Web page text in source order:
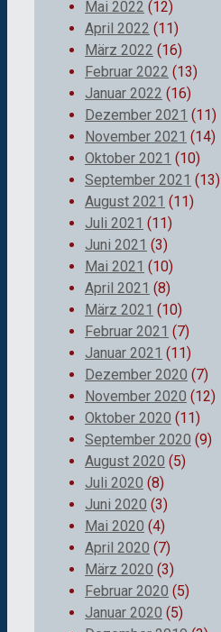
Mai 2022 (12)
April 2022 (11)
März 2022 (16)
Februar 2022 (13)
Januar 2022 (16)
Dezember 2021 (11)
November 2021 (14)
Oktober 2021 (10)
September 2021 (13)
August 2021 (11)
Juli 2021 (11)
Juni 2021 (3)
Mai 2021 (10)
April 2021 (8)
März 2021 (10)
Februar 2021 (7)
Januar 2021 (11)
Dezember 2020 (7)
November 2020 (12)
Oktober 2020 (11)
September 2020 (9)
August 2020 (5)
Juli 2020 (8)
Juni 2020 (3)
Mai 2020 (4)
April 2020 (7)
März 2020 (3)
Februar 2020 (5)
Januar 2020 (5)